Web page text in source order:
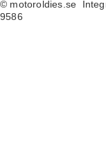
© motoroldies.se
9586